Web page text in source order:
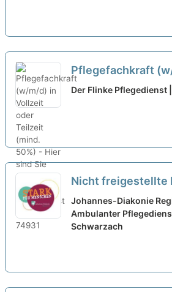
Pflegefachkraft
oder Teilzeit (mind.
Der Flinke Pflegedienst
Nicht freigestellte
(m/w/d) in Teilzeit
Deine Karriere! neu
Johannes-Diakonie
Ambulanter
Schwarzach